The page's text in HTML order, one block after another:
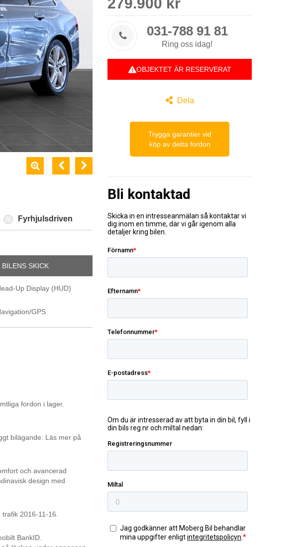
  
 Fyrhjulsdriven
BILENS SKICK
Up Display (HUD)
GPS
fordon i lager.
bilägande. Läs mer på
och avancerad
design med
trafik 2016-11-16.
BankID.
 031-788 91 81
Ring oss idag!
OBJEKTET ÄR RESERVERAT
 Dela
Trygga garantier vid
köp av detta fordon